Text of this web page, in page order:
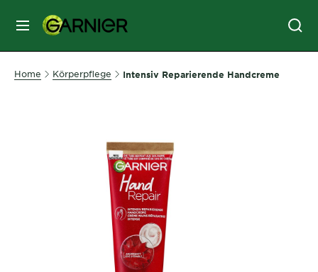
MENU
GESICHTSPFLEGE
HAARFARBE
SONNENSCHUTZ
KÖRPERPFLEGE
Home Körperpflege Intensiv Reparierende Handcreme